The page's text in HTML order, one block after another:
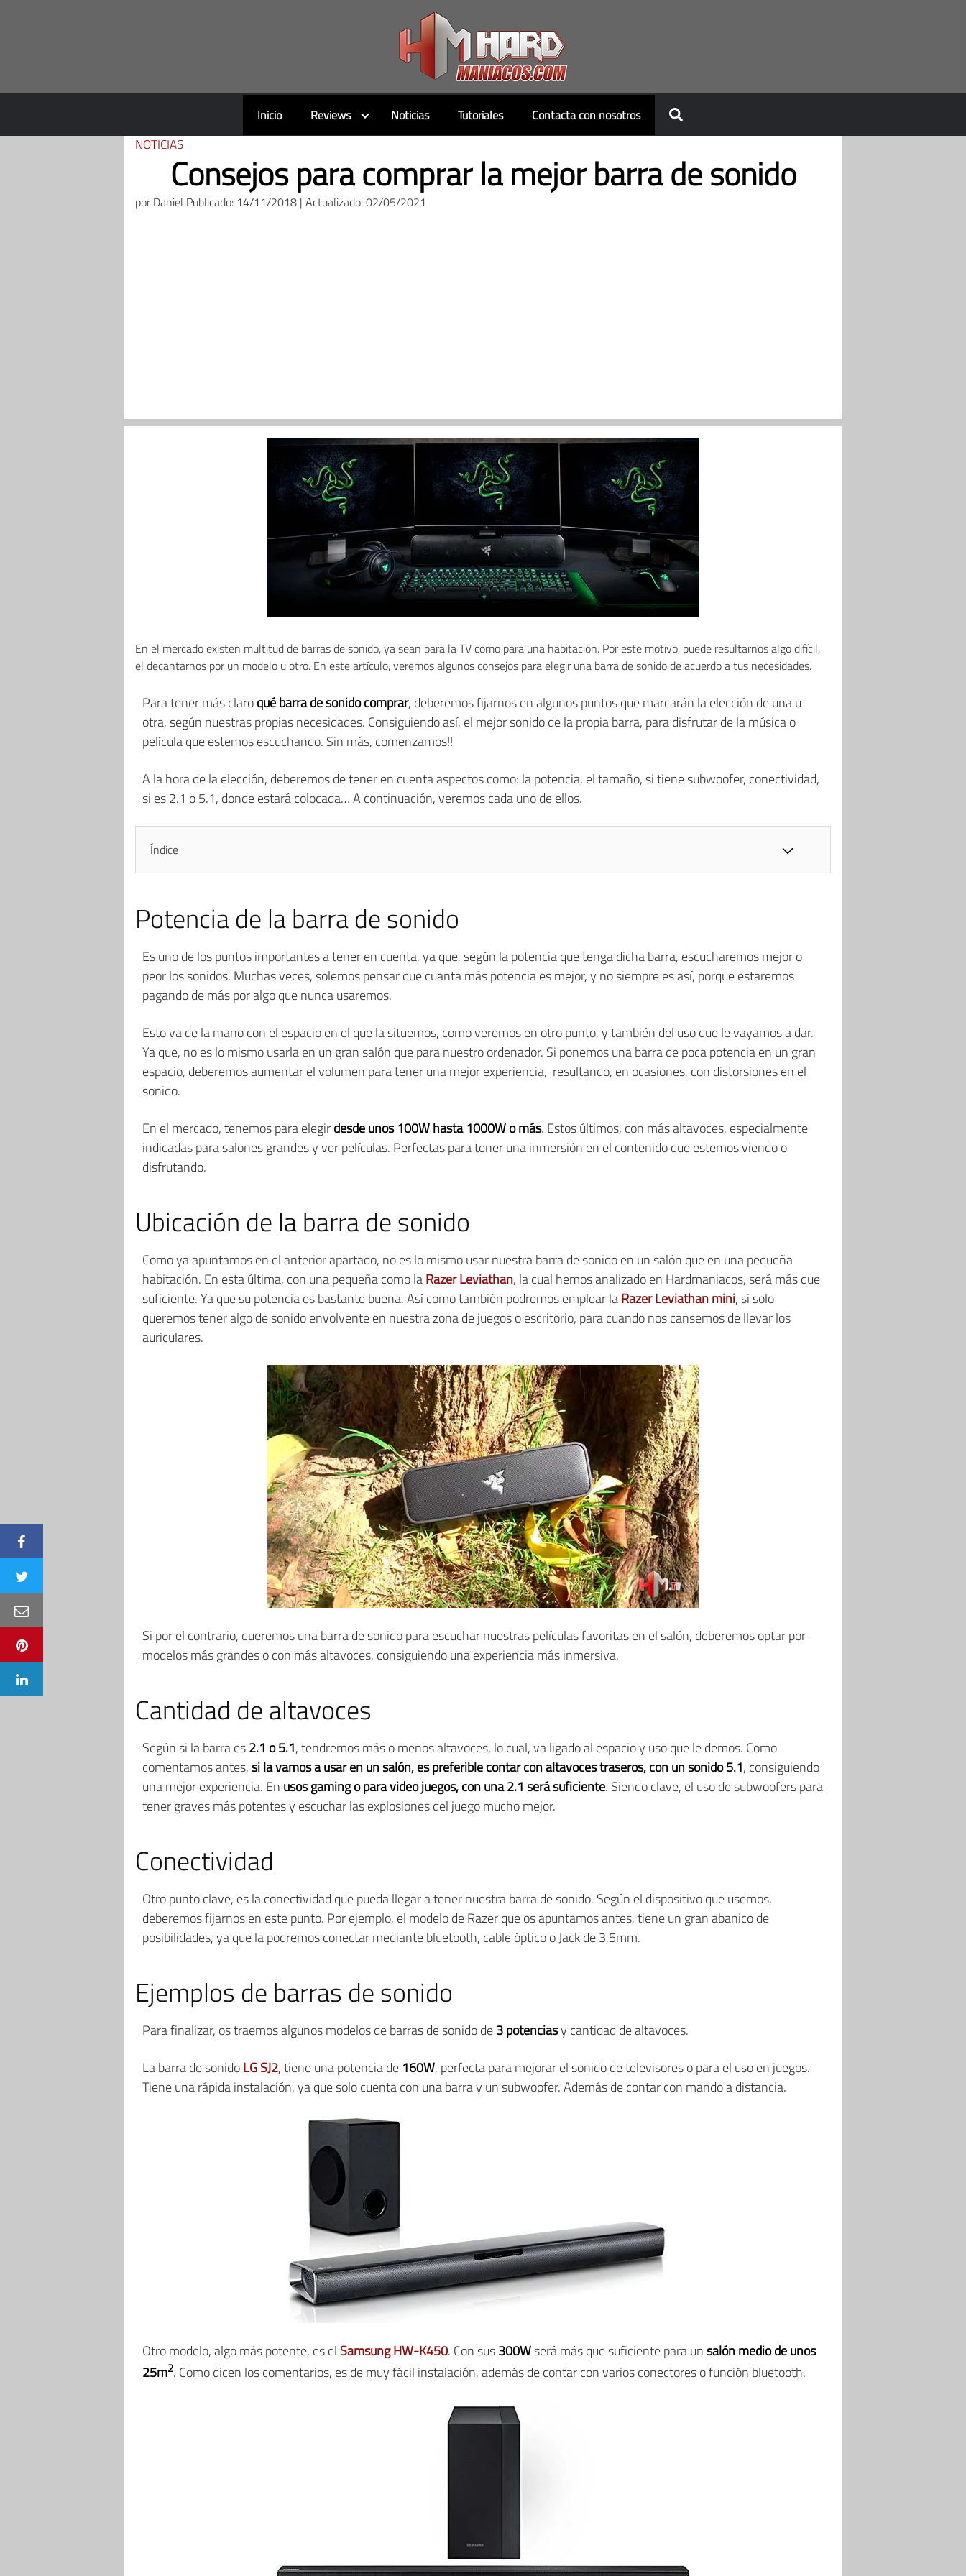
Inicio Reviews Noticias Tutoriales Contacta con nosotros
NOTICIAS
Consejos para comprar la mejor barra de sonido
porDaniel Publicado: 14/11/2018 | Actualizado: 02/05/2021
En el mercado existen multitud de barras de sonido, ya sean para la TV como para una habitación. Por este motivo, puede resultarnos algo difícil,
el decantarnos por un modelo u otro. En este artículo, veremos algunos consejos para elegir una barra de sonido de acuerdo a tus necesidades.
Para tener más claroqué barra de sonido comprar, deberemos fijarnos en algunos puntos que marcarán la elección de una u
otra, según nuestras propias necesidades. Consiguiendo así, el mejor sonido de la propia barra, para disfrutar de la música o
película que estemos escuchando. Sin más, comenzamos!!
A la hora de la elección, deberemos de tener en cuenta aspectos como: la potencia, el tamaño, si tiene subwoofer, conectividad,
si es 2.1 o 5.1, donde estará colocada… A continuación, veremos cada uno de ellos.
Índice
Potencia de la barra de sonido
Es uno de los puntos importantes a tener en cuenta, ya que, según la potencia que tenga dicha barra, escucharemos mejor o
peor los sonidos. Muchas veces, solemos pensar que cuanta más potencia es mejor, y no siempre es así, porque estaremos
pagando de más por algo que nunca usaremos.
Esto va de la mano con el espacio en el que la situemos, como veremos en otro punto, y también del uso que le vayamos a dar.
Ya que, no es lo mismo usarla en un gran salón que para nuestro ordenador. Si ponemos una barra de poca potencia en un gran
espacio, deberemos aumentar el volumen para tener una mejor experiencia, resultando, en ocasiones, con distorsiones en el
sonido.
En el mercado, tenemos para elegirdesde unos 100W hasta 1000W o más. Estos últimos, con más altavoces, especialmente
indicadas para salones grandes y ver películas. Perfectas para tener una inmersión en el contenido que estemos viendo o
disfrutando.
Ubicación de la barra de sonido
Como ya apuntamos en el anterior apartado, no es lo mismo usar nuestra barra de sonido en un salón que en una pequeña
habitación. En esta última, con una pequeña como laRazer Leviathan, la cual hemos analizado en Hardmaniacos, será más que
suficiente. Ya que su potencia es bastante buena. Así como también podremos emplear laRazer Leviathan mini, si solo
queremos tener algo de sonido envolvente en nuestra zona de juegos o escritorio, para cuando nos cansemos de llevar los
auriculares.
Si por el contrario, queremos una barra de sonido para escuchar nuestras películas favoritas en el salón, deberemos optar por
modelos más grandes o con más altavoces, consiguiendo una experiencia más inmersiva.
Cantidad de altavoces
Según si la barra es2.1 o 5.1, tendremos más o menos altavoces, lo cual, va ligado al espacio y uso que le demos. Como
comentamos antes,si la vamos a usar en un salón, es preferible contar con altavoces traseros, con un sonido 5.1, consiguiendo
una mejor experiencia. En usos gaming o para video juegos, con una 2.1 será suficiente. Siendo clave, el uso de subwoofers para
tener graves más potentes y escuchar las explosiones del juego mucho mejor.
Conectividad
Otro punto clave, es la conectividad que pueda llegar a tener nuestra barra de sonido. Según el dispositivo que usemos,
deberemos fijarnos en este punto. Por ejemplo, el modelo de Razer que os apuntamos antes, tiene un gran abanico de
posibilidades, ya que la podremos conectar mediante bluetooth, cable óptico o Jack de 3,5mm.
Ejemplos de barras de sonido
Para finalizar, os traemos algunos modelos de barras de sonido de3 potenciasy cantidad de altavoces.
La barra de sonidoLG SJ2, tiene una potencia de 160W, perfecta para mejorar el sonido de televisores o para el uso en juegos.
Tiene una rápida instalación, ya que solo cuenta con una barra y un subwoofer. Además de contar con mando a distancia.
Otro modelo, algo más potente, es el Samsung HW-K450. Con sus300Wserá más que suficiente para unsalón medio de unos
25m2. Como dicen los comentarios, es de muy fácil instalación, además de contar con varios conectores o función bluetooth.